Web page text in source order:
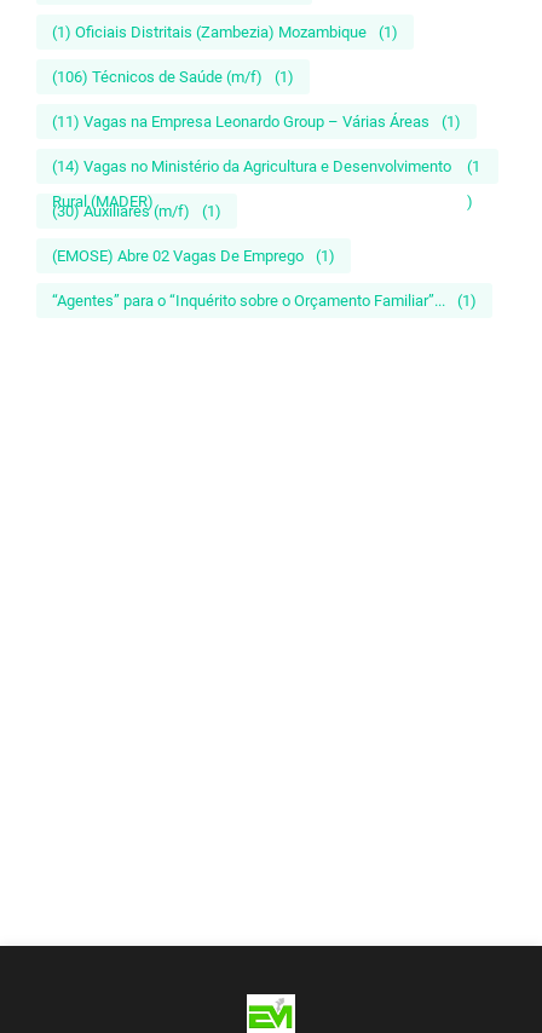
(1) Oficiais Distritais (Zambezia) Mozambique (1)
(106) Técnicos de Saúde (m/f) (1)
(11) Vagas na Empresa Leonardo Group – Várias Áreas (1)
(14) Vagas no Ministério da Agricultura e Desenvolvimento
Rural (MADER)
(1
)
(30) Auxiliares (m/f) (1)
(EMOSE) Abre 02 Vagas De Emprego (1)
“Agentes” para o “Inquérito sobre o Orçamento Familiar”... (1)